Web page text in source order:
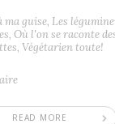
READ MORE
ma guise, Les
, Où l'on se raconte
, Végétarien toute!